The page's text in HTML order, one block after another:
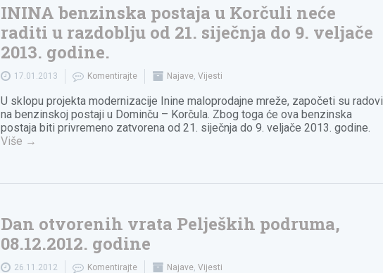
ININA benzinska postaja u Korčuli neće
raditi u razdoblju od 21. siječnja do 9. veljače
2013. godine.
17.01.2013 Komentirajte Najave ,Vijesti
U sklopu projekta modernizacije Inine maloprodajne mreže, započeti su radovi
na benzinskoj postaji u Dominču – Korčula. Zbog toga će ova benzinska
postaja biti privremeno zatvorena od 21. siječnja do 9. veljače 2013. godine.
Više →
Dan otvorenih vrata Peljeških podruma,
08.12.2012. godine
26.11.2012 Komentirajte Najave ,Vijesti